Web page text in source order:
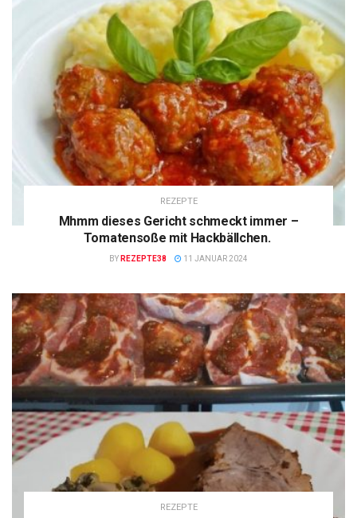
REZEPTE
Mhmm dieses Gericht schmeckt immer –
Tomatensoße mit Hackbällchen.
BY REZEPTE38 11 JANUAR 2024
REZEPTE